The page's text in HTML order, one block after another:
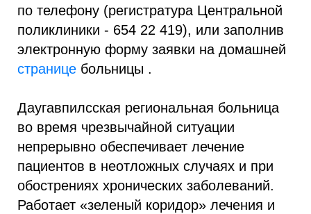
по телефону (регистратура Центральной
поликлиники - 654 22 419), или заполнив
электронную форму заявки на домашней
странице больницы .
Даугавпилсская региональная больница
во время чрезвычайной ситуации
непрерывно обеспечивает лечение
пациентов в неотложных случаях и при
обострениях хронических заболеваний.
Работает «зеленый коридор» лечения и